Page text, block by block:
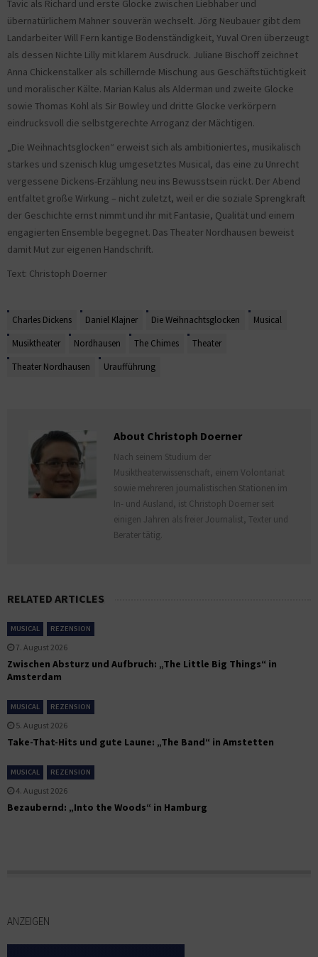
Tavic als Richard und erste Glocke zwischen Liebhaber und
übernatürlichem Mahner souverän wechselt. Jörg Neubauer gibt dem
Landarbeiter Will Fern kantige Bodenständigkeit, Yuval Oren überzeugt
als dessen Nichte Lilly mit klarem Ausdruck. Juliane Bischoff zeichnet
Anna Chickenstalker als schillernde Mischung aus Geschäftstüchtigkeit
und moralischer Kälte. Marian Kalus als Alderman und zweite Glocke
sowie Thomas Kohl als Sir Bowley und dritte Glocke verkörpern
eindrucksvoll die selbstgerechte Arroganz der Mächtigen.
„Die Weihnachtsglocken“ erweist sich als ambitioniertes, musikalisch
starkes und szenisch klug umgesetztes Musical, das eine zu Unrecht
vergessene Dickens-Erzählung neu ins Bewusstsein rückt. Der Abend
entfaltet große Wirkung – nicht zuletzt, weil er die soziale Sprengkraft
der Geschichte ernst nimmt und ihr mit Fantasie, Qualität und einem
engagierten Ensemble begegnet. Das Theater Nordhausen beweist
damit Mut zur eigenen Handschrift.
Text: Christoph Doerner
Charles Dickens Daniel Klajner Die Weihnachtsglocken
Musical
Musiktheater
Nordhausen The Chimes
Theater
Theater Nordhausen
Uraufführung
About Christoph Doerner
Nach seinem Studium der
Musiktheaterwissenschaft, einem Volontariat
sowie mehreren journalistischen Stationen im
In- und Ausland, ist Christoph Doerner seit
einigen Jahren als freier Journalist, Texter und
Berater tätig.
RELATED ARTICLES
MUSICAL REZENSION
7. August 2026
Zwischen Absturz und Aufbruch: „The Little Big Things“ in
Amsterdam
MUSICAL REZENSION
5. August 2026
Take-That-Hits und gute Laune: „The Band“ in Amstetten
MUSICAL REZENSION
4. August 2026
Bezaubernd: „Into the Woods“ in Hamburg
ANZEIGEN